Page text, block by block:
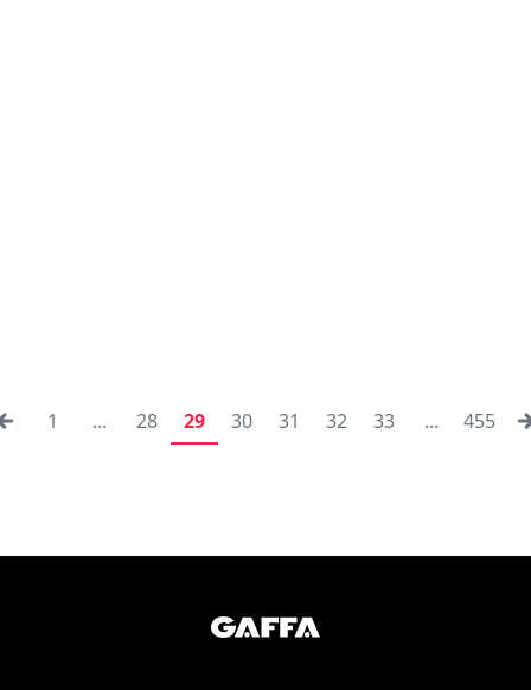
1 ... 28 29 30 31 32 33 ... 455